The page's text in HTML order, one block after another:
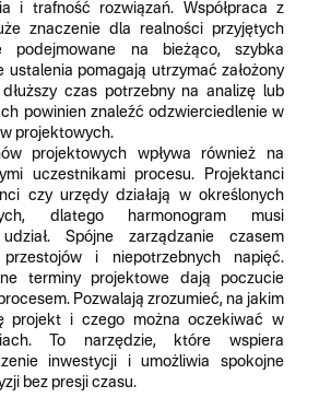
i trafność rozwiązań. Współpraca z
znaczenie dla realności przyjętych
podejmowane na bieżąco, szybka
ustalenia pomagają utrzymać założony
czas potrzebny na analizę lub
powinien znaleźć odzwierciedlenie w
projektowych.
projektowych wpływa również na
uczestnikami procesu. Projektanci
czy urzędy działają w określonych
dlatego harmonogram musi
Spójne zarządzanie czasem
i niepotrzebnych napięć.
terminy projektowe dają poczucie
Pozwalają zrozumieć, na jakim
projekt i czego można oczekiwać w
To narzędzie, które wspiera
inwestycji i umożliwia spokojne
bez presji czasu.